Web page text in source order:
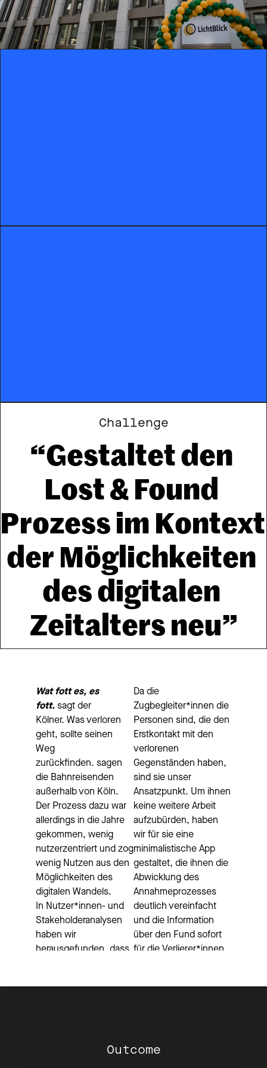
Challenge
“Gestaltet den
Lost & Found
Prozess im Kontext
der Möglichkeiten
des digitalen
Zeitalters neu”
Wat fott es, es
fott. sagt der
Kölner. Was verloren
geht, sollte seinen
Weg
zurückfinden. sagen
die Bahnreisenden
außerhalb von Köln.
Der Prozess dazu war
allerdings in die Jahre
gekommen, wenig
nutzerzentriert und zog
wenig Nutzen aus den
Möglichkeiten des
digitalen Wandels.
In Nutzer*innen- und
Stakeholderanalysen
haben wir
herausgefunden, dass
zentraler Bedeutung
Da die
Zugbegleiter*innen die
Personen sind, die den
Erstkontakt mit den
verlorenen
Gegenständen haben,
sind sie unser
Ansatzpunkt. Um ihnen
keine weitere Arbeit
aufzubürden, haben
wir für sie eine
minimalistische App
gestaltet, die ihnen die
Abwicklung des
Annahmeprozesses
deutlich vereinfacht
und die Information
über den Fund sofort
für die Verlierer*innen
Nutzer*innenverständn
Outcome